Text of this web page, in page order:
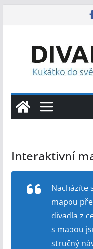
Interaktivní
Nacházíte
mapou
divadla z
s mapou
stručný